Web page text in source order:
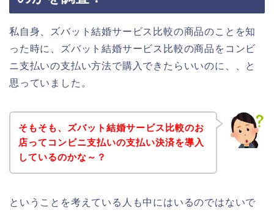
私自身、ズバット結婚サービス比較の商品のことを知
った時に、ズバット結婚サービス比較の商品をコンビ
ニ支払いの支払い方法で購入できたらいいのに、、と
思っていました。
そもそも、ズバット結婚サービス比較のお
店ってコンビニ支払いの支払い決済を導入
しているのかな～？
ということを考えている人も中にはいるのではないで